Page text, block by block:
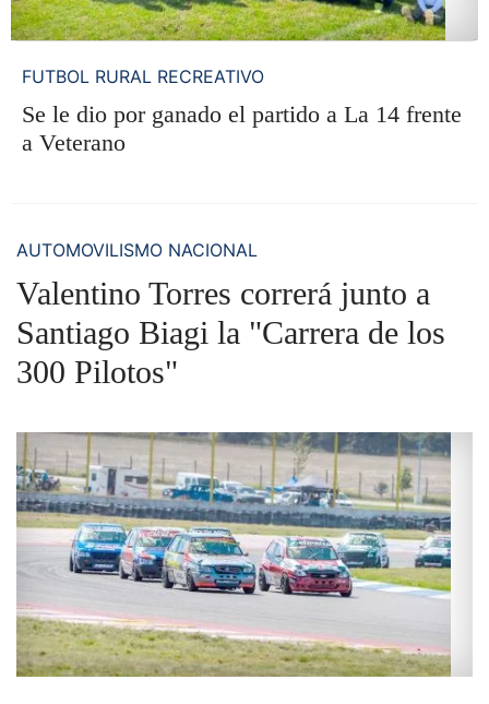
FUTBOL RURAL RECREATIVO
Se le dio por ganado el partido a La 14 frente
a Veterano
AUTOMOVILISMO NACIONAL
Valentino Torres correrá junto a
Santiago Biagi la "Carrera de los
300 Pilotos"